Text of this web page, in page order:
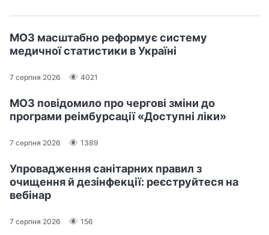
МОЗ масштабно реформує систему
медичної статистики в Україні
7 серпня 2026 4021
МОЗ повідомило про чергові зміни до
програми реімбурсації «Доступні ліки»
7 серпня 2026 1389
Упровадження санітарних правил з
очищення й дезінфекції: реєструйтеся на
вебінар
7 серпня 2026 156